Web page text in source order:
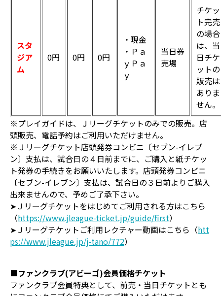
スタ
ジア
ム
0円 0円 0円
・現金
・Ｐａ
ｙＰａ
ｙ
当日券
売場
チケッ
ト完売
の場合
は、当
日チケ
ットの
販売は
ありま
せん。
※プレイガイドは、Ｊリーグチケットのみでの販売。店
頭販売、電話予約はご利用いただけません。
※Ｊリーグチケット店頭発券コンビニ〔セブン-イレブ
ン〕支払は、試合日の４日前までに、ご購入と紙チケッ
ト発券の手続きをお願いいたします。店頭発券コンビニ
〔セブン-イレブン〕支払は、試合日の３日前よりご購入
出来ませんので、予めご了承下さい。
➤Ｊリーグチケットをはじめてご利用される方はこちら
（https://www.jleague-ticket.jp/guide/first）
➤Ｊリーグチケットご利用レクチャー動画はこちら（htt
ps://www.jleague.jp/j-tano/772）
■ファンクラブ(アビーゴ)会員価格チケット
ファンクラブ会員特典として、前売・当日チケットとも